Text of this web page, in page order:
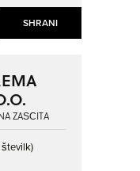
SHRANI
ZAŠČITA